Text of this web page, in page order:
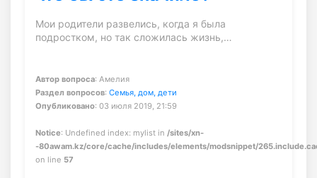
Мои родители развелись, когда я была
подростком, но так сложилась жизнь,…
Автор вопроса: Амелия
Раздел вопросов: Семья, дом, дети
Опубликовано: 03 июля 2019, 21:59
Notice: Undefined index: mylist in /sites/xn-
-80awam.kz/core/cache/includes/elements/modsnippet/
on line 57